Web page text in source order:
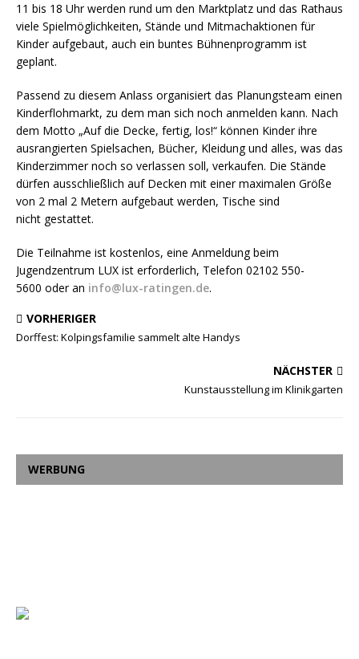
11 bis 18 Uhr werden rund um den Marktplatz und das Rathaus
viele Spielmöglichkeiten, Stände und Mitmachaktionen für
Kinder aufgebaut, auch ein buntes Bühnenprogramm ist
geplant.
Passend zu diesem Anlass organisiert das Planungsteam einen
Kinderflohmarkt, zu dem man sich noch anmelden kann. Nach
dem Motto „Auf die Decke, fertig, los!“ können Kinder ihre
ausrangierten Spielsachen, Bücher, Kleidung und alles, was das
Kinderzimmer noch so verlassen soll, verkaufen. Die Stände
dürfen ausschließlich auf Decken mit einer maximalen Größe
von 2 mal 2 Metern aufgebaut werden, Tische sind
nicht gestattet.
Die Teilnahme ist kostenlos, eine Anmeldung beim
Jugendzentrum LUX ist erforderlich, Telefon 02102 550-
5600 oder an info@lux-ratingen.de.
VORHERIGER
Dorffest: Kolpingsfamilie sammelt alte Handys
NÄCHSTER
Kunstausstellung im Klinikgarten
WERBUNG